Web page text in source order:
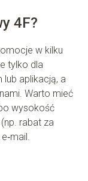
4F?
w kilku
tylko dla
lub aplikacją, a
Warto mieć
wysokość
rabat za